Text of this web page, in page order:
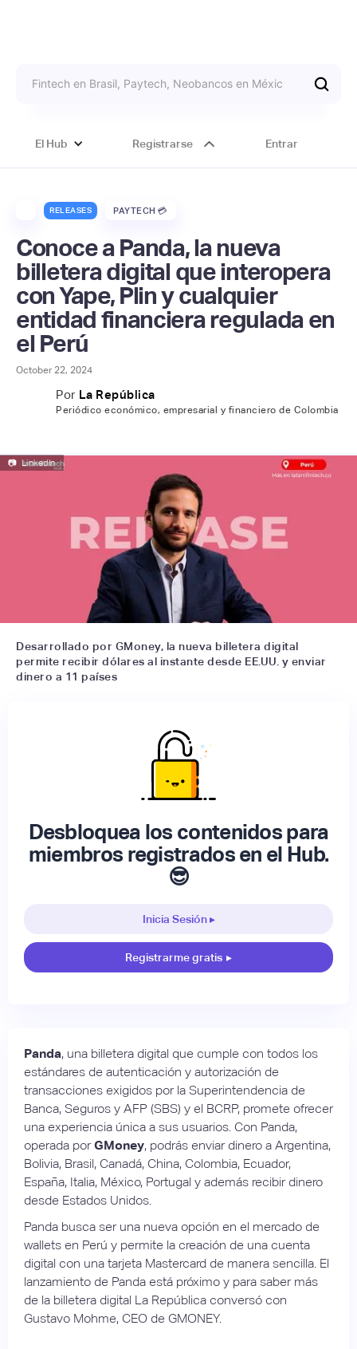
El Hub Registrarse Entrar
RELEASES PAYTECH 💳
Conoce a Panda, la nueva
billetera digital que interopera
con Yape, Plin y cualquier
entidad financiera regulada en
el Perú
October 22, 2024
Por La República
Periódico económico, empresarial y financiero de Colombia
📷 LinkedIn
Desarrollado por GMoney, la nueva billetera digital
permite recibir dólares al instante desde EE.UU. y enviar
dinero a 11 países
Desbloquea los contenidos para
miembros registrados en el Hub.
😎
Inicia Sesión ▸
Registrarme gratis ▸
Panda, una billetera digital que cumple con todos los
estándares de autenticación y autorización de
transacciones exigidos por la Superintendencia de
Banca, Seguros y AFP (SBS) y el BCRP, promete ofrecer
una experiencia única a sus usuarios. Con Panda,
operada porGMoney, podrás enviar dinero a Argentina,
Bolivia, Brasil, Canadá, China, Colombia, Ecuador,
España, Italia, México, Portugal y además recibir dinero
desde Estados Unidos.
Panda busca ser una nueva opción en el mercado de
wallets en Perú y permite la creación de una cuenta
digital con una tarjeta Mastercard de manera sencilla. El
lanzamiento de Panda está próximo y para saber más
de la billetera digital La República conversó con
Gustavo Mohme, CEO de GMONEY.